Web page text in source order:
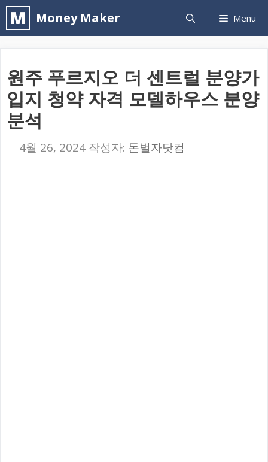
컨
텐
건
너
뛰
Money Maker Menu
원주 푸르지오 더 센트럴 분양가
입지 청약 자격 모델하우스 분양
분석
4월 26, 2024 작성자: 돈벌자닷컴